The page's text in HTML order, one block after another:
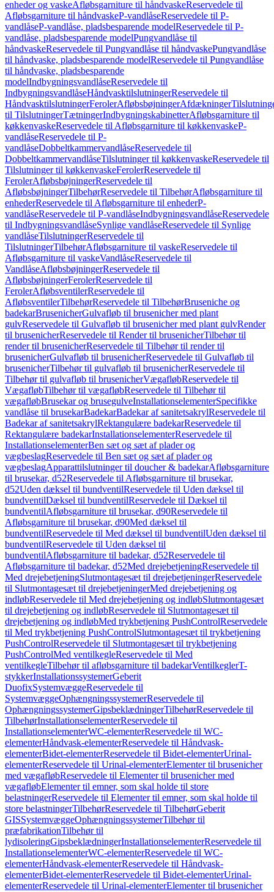
enheder og vaskeAfløbsgarniture til håndvaskeReservedele til
Afløbsgarniture til håndvaskeP-vandlåseReservedele til P-
vandlåseP-vandlåse, pladsbesparende modelReservedele til P-
vandlåse, pladsbesparende modelPungvandlåse til
håndvaskeReservedele til Pungvandlåse til håndvaskePungvandlåse
til håndvaske, pladsbesparende modelReservedele til Pungvandlåse
til håndvaske, pladsbesparende
modelIndbygningsvandlåseReservedele til
IndbygningsvandlåseHåndvasktilslutningerReservedele til
HåndvasktilslutningerFerolerAfløbsbøjningerAfdækninger
til TilslutningerTætningerIndbygningskabinetterAfløbsgarniture til
køkkenvaskeReservedele til Afløbsgarniture til køkkenvaskeP-
vandlåseReservedele til P-
vandlåseDobbeltkammervandlåseReservedele til
DobbeltkammervandlåseTilslutninger til køkkenvaskeReservedele til
Tilslutninger til køkkenvaskeFerolerReservedele til
FerolerAfløbsbøjningerReservedele til
AfløbsbøjningerTilbehørReservedele til TilbehørAfløbsgarniture til
enhederReservedele til Afløbsgarniture til enhederP-
vandlåseReservedele til P-vandlåseIndbygningsvandlåseReservedele
til IndbygningsvandlåseSynlige vandlåseReservedele til Synlige
vandlåseTilslutningerReservedele til
TilslutningerTilbehørAfløbsgarniture til vaskeReservedele til
Afløbsgarniture til vaskeVandlåseReservedele til
VandlåseAfløbsbøjningerReservedele til
AfløbsbøjningerFerolerReservedele til
FerolerAfløbsventilerReservedele til
AfløbsventilerTilbehørReservedele til TilbehørBruseniche og
badekarBrusenicherGulvafløb til brusenicher med plant
gulvReservedele til Gulvafløb til brusenicher med plant gulvRender
til brusenicherReservedele til Render til brusenicherTilbehør til
render til brusenicherReservedele til Tilbehør til render til
brusenicherGulvafløb til brusenicherReservedele til Gulvafløb til
brusenicherTilbehør til gulvafløb til brusenicherReservedele til
Tilbehør til gulvafløb til brusenicherVægafløbReservedele til
VægafløbTilbehør til vægafløbReservedele til Tilbehør til
vægafløbBrusekar og brusegulveInstallationselementerSpecifikke
vandlåse til brusekarBadekarBadekar af sanitetsakrylReservedele til
Badekar af sanitetsakrylRektangulære badekarReservedele til
Rektangulære badekarInstallationselementerReservedele til
InstallationselementerBen sæt og sæt af plader og
vægbeslagReservedele til Ben sæt og sæt af plader og
vægbeslagApparattilslutninger til doucher & badekarAfløbsgarniture
til brusekar, d52Reservedele til Afløbsgarniture til brusekar,
d52Uden dæksel til bundventilReservedele til Uden dæksel til
bundventilDæksel til bundventilReservedele til Dæksel til
bundventilAfløbsgarniture til brusekar, d90Reservedele til
Afløbsgarniture til brusekar, d90Med dæksel til
bundventilReservedele til Med dæksel til bundventilUden dæksel til
bundventilReservedele til Uden dæksel til
bundventilAfløbsgarniture til badekar, d52Reservedele til
Afløbsgarniture til badekar, d52Med drejebetjeningReservedele til
Med drejebetjeningSlutmontagesæt til drejebetjeningerReservedele
til Slutmontagesæt til drejebetjeningerMed drejebetjening og
indløbReservedele til Med drejebetjening og indløbSlutmontagesæt
til drejebetjening og indløbReservedele til Slutmontagesæt til
drejebetjening og indløbMed trykbetjening PushControlReservedele
til Med trykbetjening PushControlSlutmontagesæt til trykbetjening
PushControlReservedele til Slutmontagesæt til trykbetjening
PushControlMed ventilkegleReservedele til Med
ventilkegleTilbehør til afløbsgarniture til badekarVentilkeglerT-
stykkerInstallationssystemerGeberit
DuofixSystemvæggeReservedele til
SystemvæggeOphængningssystemerReservedele til
OphængningssystemerGipsbeklædningerTilbehørReservedele til
TilbehørInstallationselementerReservedele til
InstallationselementerWC-elementerReservedele til WC-
elementerHåndvask-elementerReservedele til Håndvask-
elementerBidet-elementerReservedele til Bidet-elementerUrinal-
elementerReservedele til Urinal-elementerElementer til brusenicher
med vægafløbReservedele til Elementer til brusenicher med
vægafløbElementer til emner, som skal holde til store
belastningerReservedele til Elementer til emner, som skal holde til
store belastningerTilbehørReservedele til TilbehørGeberit
GISSystemvæggeOphængningssystemerTilbehør til
præfabrikationTilbehør til
lydisoleringGipsbeklædningerInstallationselementerReservedele til
InstallationselementerWC-elementerReservedele til WC-
elementerHåndvask-elementerReservedele til Håndvask-
elementerBidet-elementerReservedele til Bidet-elementerUrinal-
elementerReservedele til Urinal-elementerElementer til brusenicher